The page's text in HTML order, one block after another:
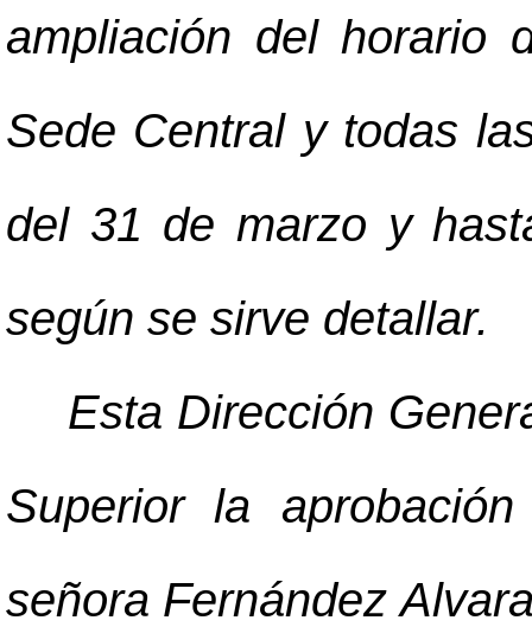
ampliación del horario
Sede Central y todas
del 31 de marzo y
según se sirve detallar.
Esta Dirección
Superior la
señora Fernández